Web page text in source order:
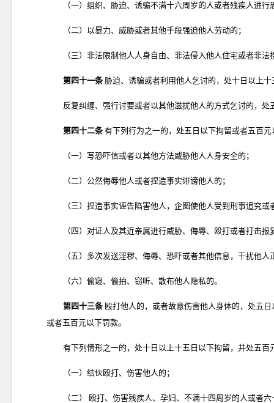
（一）组织、胁迫、诱骗不满十六周岁的人或者残疾人进行
（二）以暴力、威胁或者其他手段强迫他人劳动的；
（三）非法限制他人人身自由、非法侵入他人住宅或者非法
第四十一条 胁迫、诱骗或者利用他人乞讨的，处十日以上
反复纠缠、强行讨要或者以其他滋扰他人的方式乞讨的，处
第四十二条 有下列行为之一的，处五日以下拘留或者五百
（一）写恐吓信或者以其他方法威胁他人人身安全的；
（二）公然侮辱他人或者捏造事实诽谤他人的；
（三）捏造事实诬告陷害他人，企图使他人受到刑事追究
（四）对证人及其近亲属进行威胁、侮辱、殴打或者打击报
（五）多次发送淫秽、侮辱、恐吓或者其他信息，干扰他人
（六）偷窥、偷拍、窃听、散布他人隐私的。
第四十三条 殴打他人的，或者故意伤害他人身体的，处五
或者五百元以下罚款。
有下列情形之一的，处十日以上十五日以下拘留，并处五百
（一）结伙殴打、伤害他人的；
（二） 殴打、伤害残疾人、孕妇、不满十四周岁的人或者